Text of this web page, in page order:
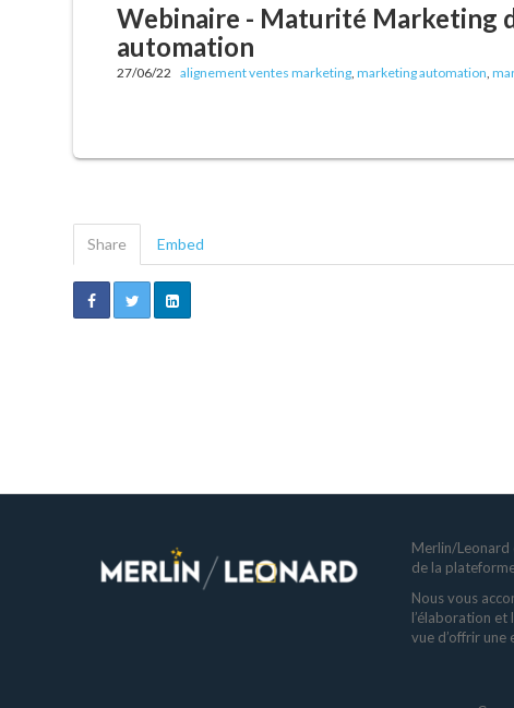
Webinaire - Maturité Marketing
automation
27/06/22 alignement ventes marketing marketing automation
Share Embed
Merlin/Leonard
de la
Nous vous
l’élaboration
vue d’offrir une